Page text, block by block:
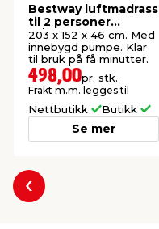
Bestway luftmadrass
til 2 personer
m/innebygd pumpe
203 x 152 x 46 cm. Med
innebygd pumpe. Klar
til bruk på få minutter.
498,00pr. stk.
Frakt m.m. legges til
Nettbutikk Butikk
Se mer
Forrige